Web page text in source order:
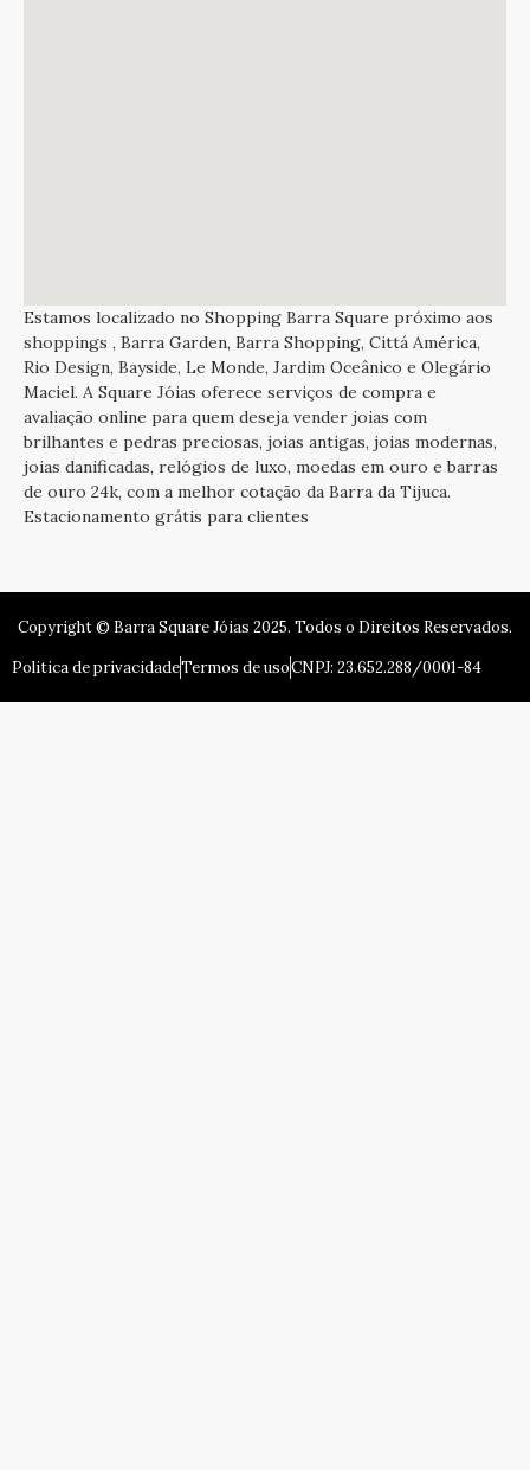
Estamos localizado no Shopping Barra Square próximo aos
shoppings , Barra Garden, Barra Shopping, Cittá América,
Rio Design, Bayside, Le Monde, Jardim Oceânico e Olegário
Maciel. A Square Jóias oferece serviços de compra e
avaliação online para quem deseja vender joias com
brilhantes e pedras preciosas, joias antigas, joias modernas,
joias danificadas, relógios de luxo, moedas em ouro e barras
de ouro 24k, com a melhor cotação da Barra da Tijuca.
Estacionamento grátis para clientes
Copyright © Barra Square Jóias 2025. Todos o Direitos Reservados.
Politica de privacidadeTermos de usoCNPJ: 23.652.288/0001-84